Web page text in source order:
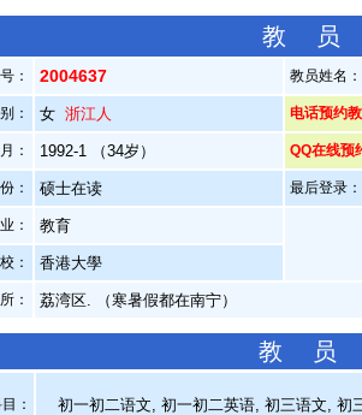
教
： 2004637 教员姓名
： 女浙江人 电话预约
： 1992-1 （34岁） QQ在线预
： 硕士在读 最后登录
： 教育
： 香港大學
： 荔湾区. （寒暑假都在南宁）
教 员
： 初一初二语文, 初一初二英语, 初三语文, 初